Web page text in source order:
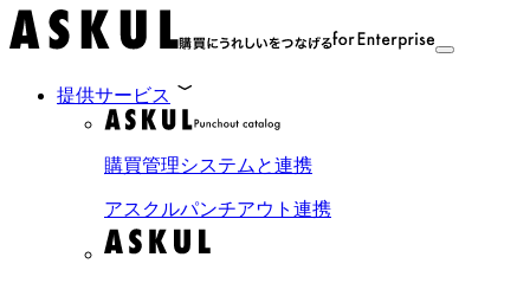
提供サービス
購買管理システムと連携
アスクルパンチアウト連携